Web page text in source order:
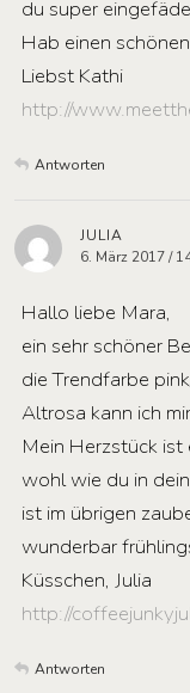
du super
Hab einen
Liebst Kathi
http://
Antworten
JULIA
6. März 2017 /
Hallo liebe Mara,
ein sehr schöner
die Trendfarbe
Altrosa kann ich
Mein Herzstück ist
wohl wie du in
ist im übrigen
wunderbar
Küsschen, Julia
http://
Antworten